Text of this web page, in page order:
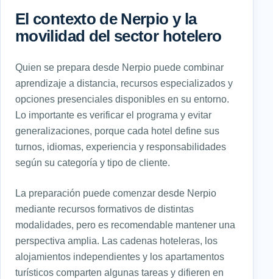
El contexto de Nerpio y la
movilidad del sector hotelero
Quien se prepara desde Nerpio puede combinar
aprendizaje a distancia, recursos especializados y
opciones presenciales disponibles en su entorno.
Lo importante es verificar el programa y evitar
generalizaciones, porque cada hotel define sus
turnos, idiomas, experiencia y responsabilidades
según su categoría y tipo de cliente.
La preparación puede comenzar desde Nerpio
mediante recursos formativos de distintas
modalidades, pero es recomendable mantener una
perspectiva amplia. Las cadenas hoteleras, los
alojamientos independientes y los apartamentos
turísticos comparten algunas tareas y difieren en